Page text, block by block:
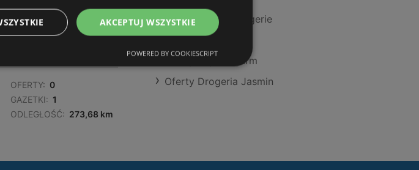
OFERTY: 0
GAZETKI:
ODLEGŁOŚĆ:
273,17 km
OFERTY: 0
GAZETKI: 1
ODLEGŁOŚĆ: 273,68 km
Oferty Natura Drogerie
Oferty Hebe
Oferty Super-Pharm
Oferty Drogeria Jasmin
AKCEPTUJ WSZYSTKIE
POWERED BY COOKIESCRIPT